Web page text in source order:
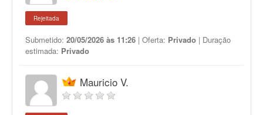
Rejeitada
Submetido: 20/05/2026 às 11:26 | Oferta: Privado | Duração
estimada: Privado
Mauricio V.